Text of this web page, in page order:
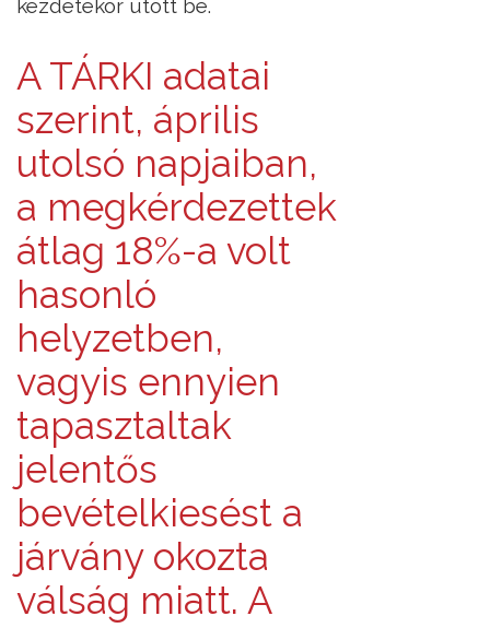
kezdetekor ütött be.
A TÁRKI adatai
szerint, április
utolsó napjaiban,
a megkérdezettek
átlag 18%-a volt
hasonló
helyzetben,
vagyis ennyien
tapasztaltak
jelentős
bevételkiesést a
járvány okozta
válság miatt. A